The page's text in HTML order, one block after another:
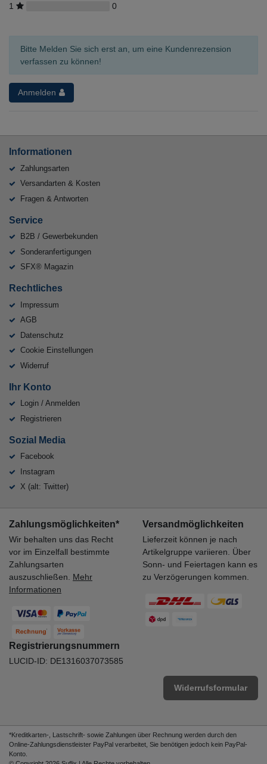
1
0
Bitte Melden Sie sich erst an, um eine Kundenrezension
verfassen zu können!
Anmelden
Informationen
Zahlungsarten
Versandarten & Kosten
Fragen & Antworten
Service
B2B / Gewerbekunden
Sonderanfertigungen
SFX® Magazin
Rechtliches
Impressum
AGB
Datenschutz
Cookie Einstellungen
Widerruf
Ihr Konto
Login / Anmelden
Registrieren
Sozial Media
Facebook
Instagram
X (alt: Twitter)
Zahlungsmöglichkeiten*
Wir behalten uns das Recht
vor im Einzelfall bestimmte
Zahlungsarten
auszuschließen. Mehr
Informationen
Versandmöglichkeiten
Lieferzeit können je nach
Artikelgruppe variieren. Über
Sonn- und Feiertagen kann es
zu Verzögerungen kommen.
Registrierungsnummern
LUCID-ID: DE1316037073585
Widerrufsformular
*Kreditkarten-, Lastschrift- sowie Zahlungen über Rechnung werden durch den
Online-Zahlungsdienstleister PayPal verarbeitet, Sie benötigen jedoch kein PayPal-
Konto.